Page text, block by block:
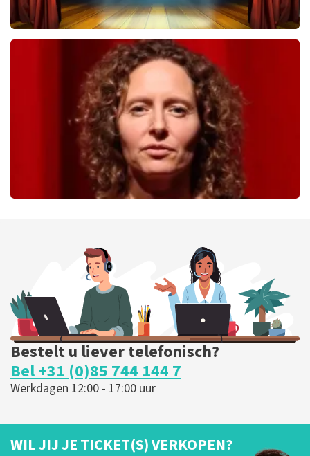
40 45 De Musical
laatste 30 minuten
BESTEL NU
BESTEL NU
Bestelt u liever telefonisch?
Bel +31 (0)85 744 144 7
Werkdagen 12:00 - 17:00 uur
WIL JIJ JE TICKET(S) VERKOPEN?